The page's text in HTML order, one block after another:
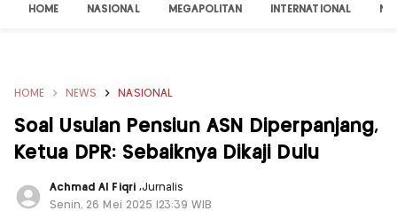
HOME NASIONAL MEGAPOLITAN INTERNATIONAL
HOME NEWS NASIONAL
Soal Usulan Pensiun ASN Diperpanjang,
Ketua DPR: Sebaiknya Dikaji Dulu
Achmad Al Fiqri ,Jurnalis
Senin, 26 Mei 2025 |23:39 WIB